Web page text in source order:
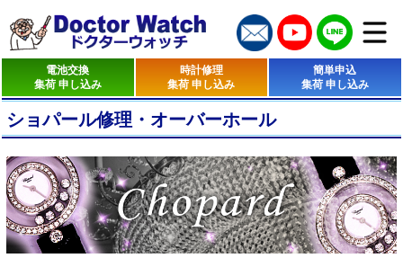
電池交換
集荷 申し込み
時計修理
集荷 申し込み
簡単申込
集荷 申し込み
ショパール修理・オーバーホール